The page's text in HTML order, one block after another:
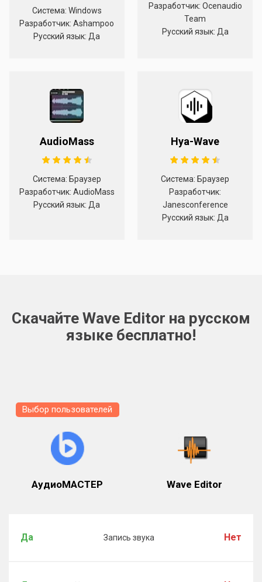
Система: Windows
Разработчик: Ashampoo
Русский язык: Да
Разработчик: Ocenaudio
Team
Русский язык: Да
AudioMass
Система: Браузер
Разработчик: AudioMass
Русский язык: Да
Hya-Wave
Система: Браузер
Разработчик:
Janesconference
Русский язык: Да
Скачайте Wave Editor на русском
языке бесплатно!
Выбор пользователей
АудиоМАСТЕР Wave Editor
Да Запись звука Нет